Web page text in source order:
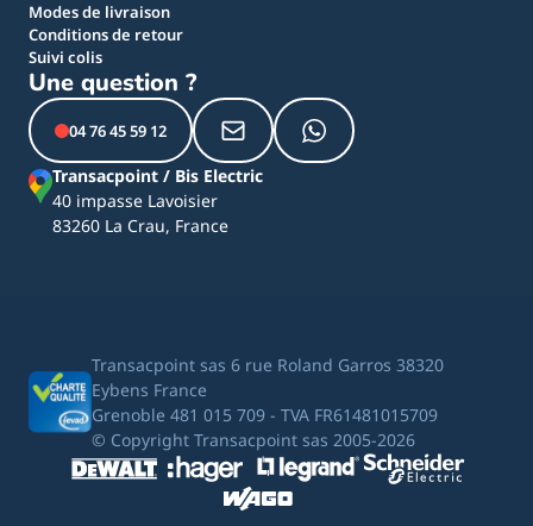
Modes de livraison
Conditions de retour
Suivi colis
Une question ?
04 76 45 59 12
Transacpoint / Bis Electric
40 impasse Lavoisier
83260 La Crau, France
Transacpoint sas 6 rue Roland Garros 38320
Eybens France
Grenoble 481 015 709 - TVA FR61481015709
© Copyright Transacpoint sas 2005-2026